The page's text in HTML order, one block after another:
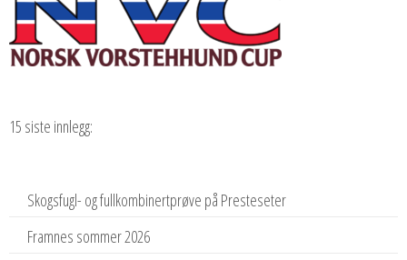
15 siste innlegg:
Skogsfugl- og fullkombinertprøve på Presteseter
Framnes sommer 2026